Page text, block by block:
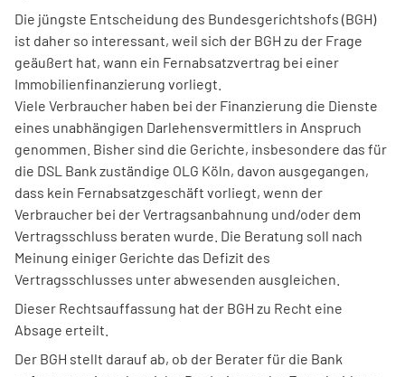
Die jüngste Entscheidung des Bundesgerichtshofs (BGH)
ist daher so interessant, weil sich der BGH zu der Frage
geäußert hat, wann ein Fernabsatzvertrag bei einer
Immobilienfinanzierung vorliegt.
Viele Verbraucher haben bei der Finanzierung die Dienste
eines unabhängigen Darlehensvermittlers in Anspruch
genommen. Bisher sind die Gerichte, insbesondere das für
die DSL Bank zuständige OLG Köln, davon ausgegangen,
dass kein Fernabsatzgeschäft vorliegt, wenn der
Verbraucher bei der Vertragsanbahnung und/oder dem
Vertragsschluss beraten wurde. Die Beratung soll nach
Meinung einiger Gerichte das Defizit des
Vertragsschlusses unter abwesenden ausgleichen.
Dieser Rechtsauffassung hat der BGH zu Recht eine
Absage erteilt.
Der BGH stellt darauf ab, ob der Berater für die Bank